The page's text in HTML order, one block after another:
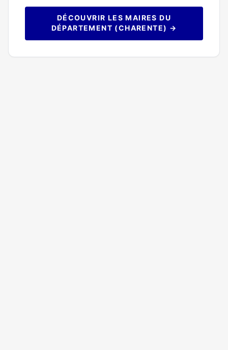
DÉCOUVRIR LES MAIRES DU
DÉPARTEMENT (CHARENTE) →